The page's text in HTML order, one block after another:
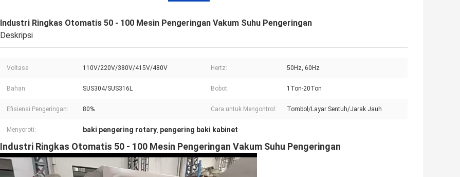
Industri Ringkas Otomatis 50 - 100 Mesin Pengeringan Vakum Suhu Pengeringan
Deskripsi
Voltase: 110V/220V/380V/415V/480V Hertz: 50Hz, 60Hz
Bahan: SUS304/SUS316L Bobot: 1Ton-20Ton
Efisiensi Pengeringan: 80% Cara untuk Mengontrol: Tombol/Layar Sentuh/Jarak Jauh
Menyoroti: baki pengering rotary, pengering baki kabinet
Industri Ringkas Otomatis 50 - 100 Mesin Pengeringan Vakum Suhu Pengeringan